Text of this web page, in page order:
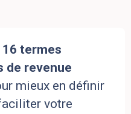
16 termes
de revenue
mieux en définir
votre